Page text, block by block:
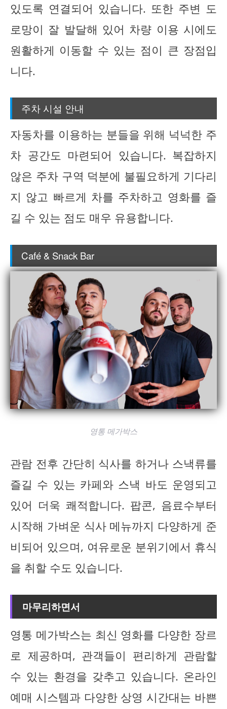
있도록 연결되어 있습니다. 또한 주변 도
로망이 잘 발달해 있어 차량 이용 시에도
원활하게 이동할 수 있는 점이 큰 장점입
니다.
주차 시설 안내
자동차를 이용하는 분들을 위해 넉넉한 주
차 공간도 마련되어 있습니다. 복잡하지
않은 주차 구역 덕분에 불필요하게 기다리
지 않고 빠르게 차를 주차하고 영화를 즐
길 수 있는 점도 매우 유용합니다.
Café & Snack Bar
영통 메가박스
관람 전후 간단히 식사를 하거나 스낵류를
즐길 수 있는 카페와 스낵 바도 운영되고
있어 더욱 쾌적합니다. 팝콘, 음료수부터
시작해 가벼운 식사 메뉴까지 다양하게 준
비되어 있으며, 여유로운 분위기에서 휴식
을 취할 수도 있습니다.
마무리하면서
영통 메가박스는 최신 영화를 다양한 장르
로 제공하며, 관객들이 편리하게 관람할
수 있는 환경을 갖추고 있습니다. 온라인
예매 시스템과 다양한 상영 시간대는 바쁜